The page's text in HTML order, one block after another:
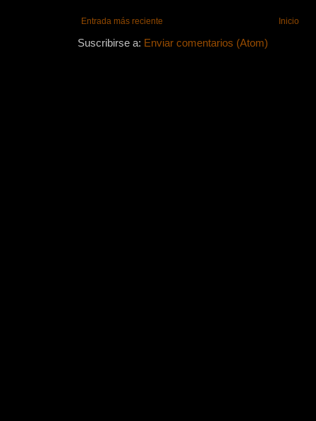
Entrada más reciente Inicio
Suscribirse a: Enviar comentarios (Atom)